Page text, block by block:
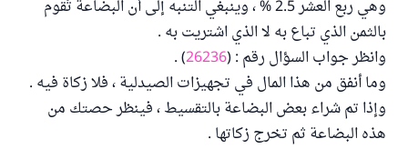
وهي ربع العشر 2.5 % ، وينبغي التنبه إلى أن البضاعة تُقوم
بالثمن الذي تباع به لا الذي اشتريت به .
وانظر جواب السؤال رقم : (26236
) .
وما أنفق من هذا المال في تجهيزات الصيدلية ، فلا زكاة فيه .
وإذا تم شراء بعض البضاعة بالتقسيط ، فينظر حصتك من
هذه البضاعة ثم تخرج زكاتها .